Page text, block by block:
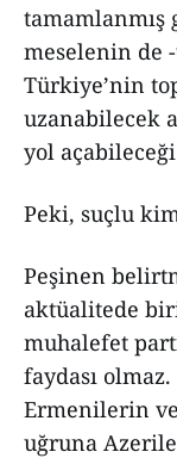
tamamlanmış
meselenin de
Türkiye’nin
uzanabilecek
yol
Peki, suçlu
Peşinen
aktüalitede
muhalefet
faydası
Ermenilerin
uğruna